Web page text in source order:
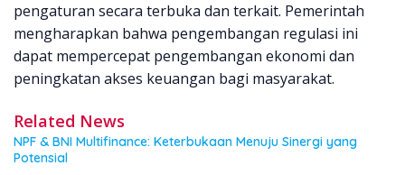
pengaturan secara terbuka dan terkait. Pemerintah
mengharapkan bahwa pengembangan regulasi ini
dapat mempercepat pengembangan ekonomi dan
peningkatan akses keuangan bagi masyarakat.
Related News
NPF & BNI Multifinance: Keterbukaan Menuju Sinergi yang
Potensial